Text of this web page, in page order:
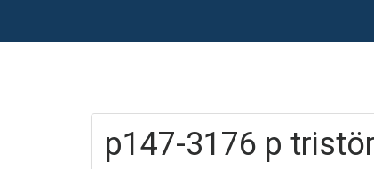
p147-3176 p